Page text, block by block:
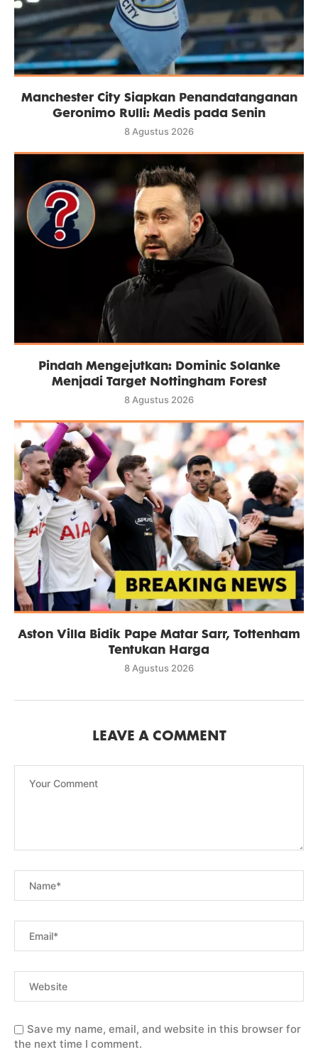
Manchester City Siapkan Penandatanganan
Geronimo Rulli: Medis pada Senin
8 Agustus 2026
Pindah Mengejutkan: Dominic Solanke
Menjadi Target Nottingham Forest
8 Agustus 2026
Aston Villa Bidik Pape Matar Sarr, Tottenham
Tentukan Harga
8 Agustus 2026
LEAVE A COMMENT
Save my name, email, and website in this browser for
the next time I comment.